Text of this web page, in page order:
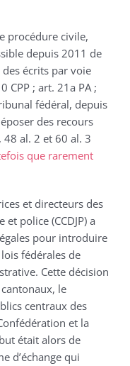
procédure civile,
depuis 2011 de
écrits par voie
CPP ; art. 21a PA ;
fédéral, depuis
des recours
al. 2 et 60 al. 3
que rarement
et directeurs des
police (CCDJP) a
pour introduire
fédérales de
Cette décision
le
centraux des
et la
était alors de
d’échange qui